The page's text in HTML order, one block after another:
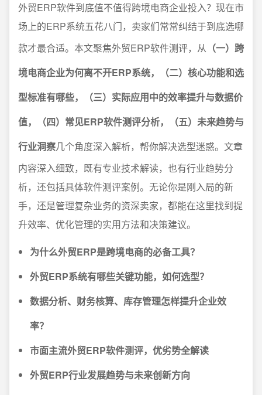
外贸ERP软件到底值不值得跨境电商企业投入？现在市
场上的ERP系统五花八门，卖家们常常纠结于到底选哪
款才最合适。本文聚焦外贸ERP软件测评，从 （一）跨
境电商企业为何离不开ERP系统，（二）核心功能和选
型标准有哪些，（三）实际应用中的效率提升与数据价
值，（四）常见ERP软件测评分析，（五）未来趋势与
行业洞察几个角度深入解析，帮你解决选型迷惑。文章
内容深入细致，既有专业技术解读，也有行业趋势分
析，还包括具体软件测评案例。无论你是刚入局的新
手，还是管理复杂业务的资深卖家，都能在这里找到提
升效率、优化管理的实用方法和决策建议。
为什么外贸ERP是跨境电商的必备工具？
外贸ERP系统有哪些关键功能，如何选型？
数据分析、财务核算、库存管理怎样提升企业效
率？
市面主流外贸ERP软件测评，优劣势全解读
外贸ERP行业发展趋势与未来创新方向